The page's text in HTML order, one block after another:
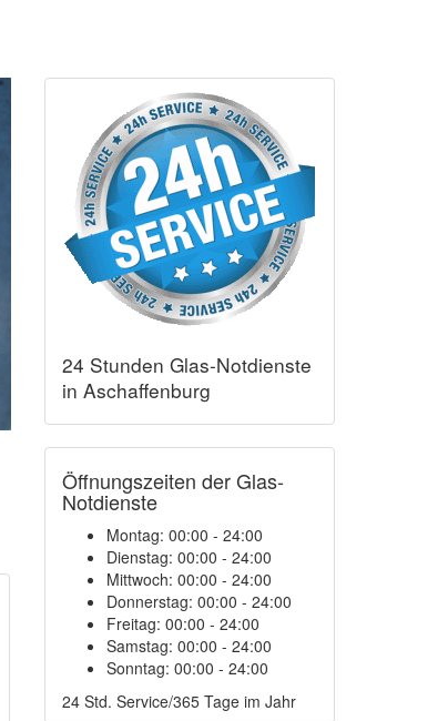
24 Stunden Glas-Notdienste
in Aschaffenburg
Öffnungszeiten der Glas-
Notdienste
Montag: 00:00 - 24:00
Dienstag: 00:00 - 24:00
Mittwoch: 00:00 - 24:00
Donnerstag: 00:00 - 24:00
Freitag: 00:00 - 24:00
Samstag: 00:00 - 24:00
Sonntag: 00:00 - 24:00
24 Std. Service/365 Tage im Jahr